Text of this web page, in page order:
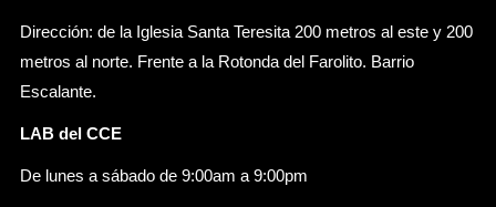
Dirección: de la Iglesia Santa Teresita 200 metros al este y 200
metros al norte. Frente a la Rotonda del Farolito. Barrio
Escalante.
LAB del CCE
De lunes a sábado de 9:00am a 9:00pm